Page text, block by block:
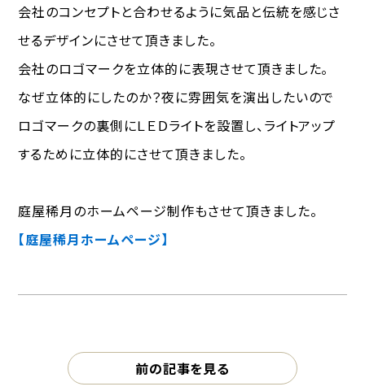
会社のコンセプトと合わせるように気品と伝統を感じさ
せるデザインにさせて頂きました。
会社のロゴマークを立体的に表現させて頂きました。
なぜ立体的にしたのか？夜に雰囲気を演出したいので
ロゴマークの裏側にＬＥＤライトを設置し、ライトアップ
するために立体的にさせて頂きました。
庭屋稀月のホームページ制作もさせて頂きました。
【庭屋稀月ホームページ】
前の記事を見る